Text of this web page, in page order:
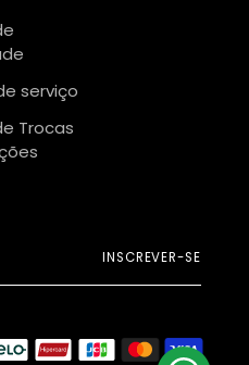
serviço
Trocas
INSCREVER-SE